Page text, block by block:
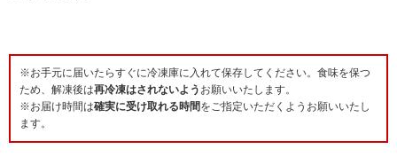
※お手元に届いたらすぐに冷凍庫に入れて保存してください。食味を保つ
ため、解凍後は再冷凍はされないよう お願いいたします。
※お届け時間は確実に受け取れる時間をご指定いただくようお願いいたし
ます。